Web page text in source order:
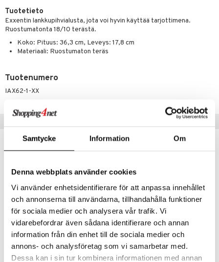
Samtycke Information Om
Denna webbplats använder cookies
Vi använder enhetsidentifierare för att anpassa innehållet
och annonserna till användarna, tillhandahålla funktioner
för sociala medier och analysera vår trafik. Vi
vidarebefordrar även sådana identifierare och annan
information från din enhet till de sociala medier och
annons- och analysföretag som vi samarbetar med.
Dessa kan i sin tur kombinera informationen med annan
Tuotetieto
Exxentin lankkupihvialusta, jota voi hyvin käyttää tarjottimena.
Ruostumatonta 18/10 terästä.
Koko: Pituus: 36,3 cm, Leveys: 17,8 cm
Materiaali: Ruostumaton teräs
Tuotenumero
IAX62-1-XX
Morris & Co Pöytätabletti
SPODE
Dian Dippikulhot 6 kpl
DORRE
& Tyynyliinat
& Peitot
& Korit
& Veistokset
Art
& Lyhdyt
& Koukut
& Korit
tekstiilit
tekstiilit
tekstiilit
& Peitot
hyönteissuoja
ruokinta
& Lyhdyt